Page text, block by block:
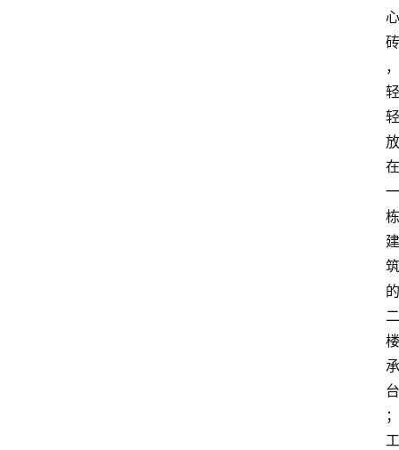
心
砖
，
轻
轻
放
在
一
栋
建
筑
的
二
楼
承
台
；
工